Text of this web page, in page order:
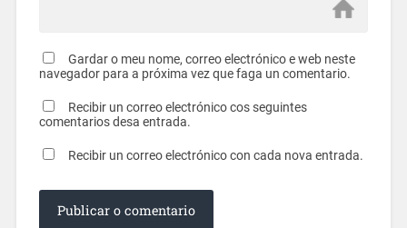
Gardar o meu nome, correo electrónico e web neste
navegador para a próxima vez que faga un comentario.
Recibir un correo electrónico cos seguintes
comentarios desa entrada.
Recibir un correo electrónico con cada nova entrada.